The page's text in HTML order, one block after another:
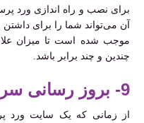
برای نصب و راه اندازی ورد
آن می‌تواند شما را برای
موجب شده است تا میزان
چندین و چند برابر باشد.
9- بروز رسانی سریع
از زمانی که یک سایت ورد